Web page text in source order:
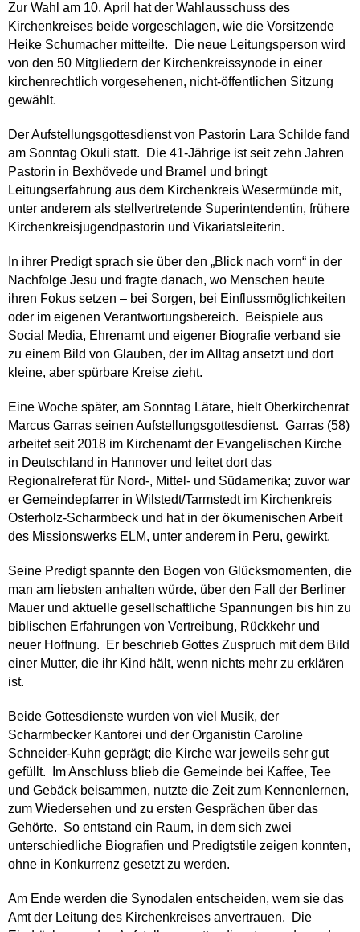
Zur Wahl am 10. April hat der Wahlausschuss des
Kirchenkreises beide vorgeschlagen, wie die Vorsitzende
Heike Schumacher mitteilte. Die neue Leitungsperson wird
von den 50 Mitgliedern der Kirchenkreissynode in einer
kirchenrechtlich vorgesehenen, nicht-öffentlichen Sitzung
gewählt.
Der Aufstellungsgottesdienst von Pastorin Lara Schilde fand
am Sonntag Okuli statt. Die 41-Jährige ist seit zehn Jahren
Pastorin in Bexhövede und Bramel und bringt
Leitungserfahrung aus dem Kirchenkreis Wesermünde mit,
unter anderem als stellvertretende Superintendentin, frühere
Kirchenkreisjugendpastorin und Vikariatsleiterin.
In ihrer Predigt sprach sie über den „Blick nach vorn“ in der
Nachfolge Jesu und fragte danach, wo Menschen heute
ihren Fokus setzen – bei Sorgen, bei Einflussmöglichkeiten
oder im eigenen Verantwortungsbereich. Beispiele aus
Social Media, Ehrenamt und eigener Biografie verband sie
zu einem Bild von Glauben, der im Alltag ansetzt und dort
kleine, aber spürbare Kreise zieht.
Eine Woche später, am Sonntag Lätare, hielt Oberkirchenrat
Marcus Garras seinen Aufstellungsgottesdienst. Garras (58)
arbeitet seit 2018 im Kirchenamt der Evangelischen Kirche
in Deutschland in Hannover und leitet dort das
Regionalreferat für Nord-, Mittel- und Südamerika; zuvor war
er Gemeindepfarrer in Wilstedt/Tarmstedt im Kirchenkreis
Osterholz-Scharmbeck und hat in der ökumenischen Arbeit
des Missionswerks ELM, unter anderem in Peru, gewirkt.
Seine Predigt spannte den Bogen von Glücksmomenten, die
man am liebsten anhalten würde, über den Fall der Berliner
Mauer und aktuelle gesellschaftliche Spannungen bis hin zu
biblischen Erfahrungen von Vertreibung, Rückkehr und
neuer Hoffnung. Er beschrieb Gottes Zuspruch mit dem Bild
einer Mutter, die ihr Kind hält, wenn nichts mehr zu erklären
ist.
Beide Gottesdienste wurden von viel Musik, der
Scharmbecker Kantorei und der Organistin Caroline
Schneider-Kuhn geprägt; die Kirche war jeweils sehr gut
gefüllt. Im Anschluss blieb die Gemeinde bei Kaffee, Tee
und Gebäck beisammen, nutzte die Zeit zum Kennenlernen,
zum Wiedersehen und zu ersten Gesprächen über das
Gehörte. So entstand ein Raum, in dem sich zwei
unterschiedliche Biografien und Predigtstile zeigen konnten,
ohne in Konkurrenz gesetzt zu werden.
Am Ende werden die Synodalen entscheiden, wem sie das
Amt der Leitung des Kirchenkreises anvertrauen. Die